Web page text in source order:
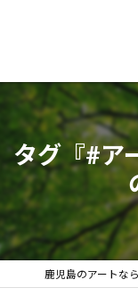
タグ『#ア